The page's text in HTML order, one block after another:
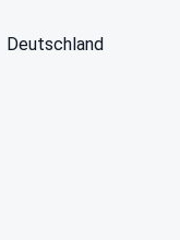
Deutschland